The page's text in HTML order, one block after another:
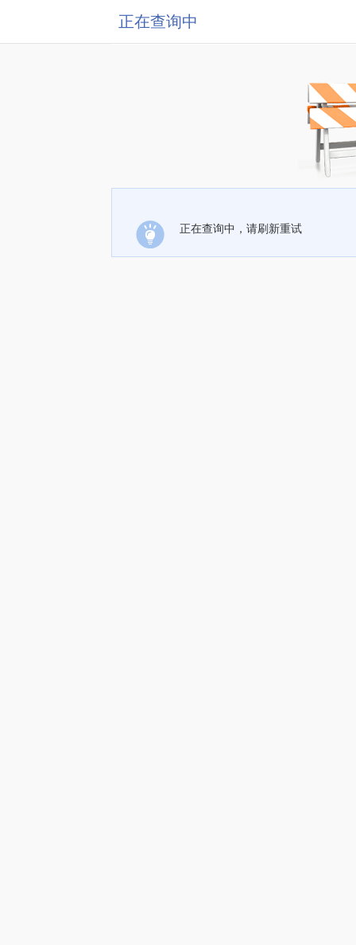
正在查询中
正在查询中，请刷新重试